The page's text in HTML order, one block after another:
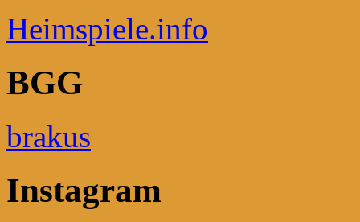
Heimspiele.info
BGG
brakus
Instagram